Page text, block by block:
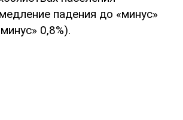
падения до «минус»
0,8%).